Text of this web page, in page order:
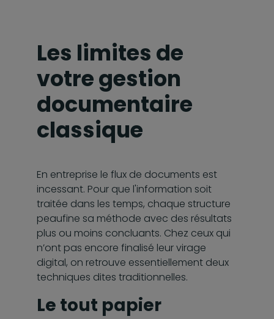
Les limites de
votre gestion
documentaire
classique
En entreprise le flux de documents est
incessant. Pour que l'information soit
traitée dans les temps, chaque structure
peaufine sa méthode avec des résultats
plus ou moins concluants. Chez ceux qui
n’ont pas encore finalisé leur virage
digital, on retrouve essentiellement deux
techniques dites traditionnelles.
Le tout papier